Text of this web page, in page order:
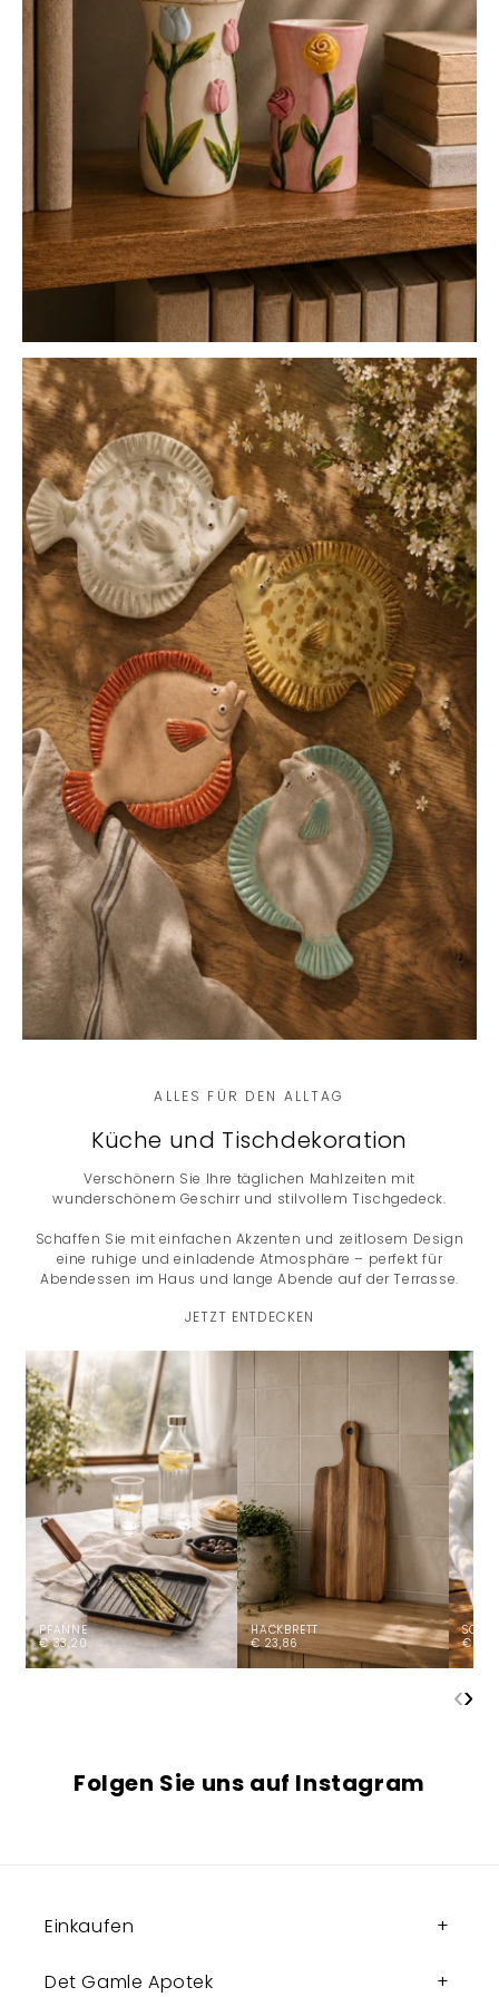
WOHNACCESSOIRES
Vasen
DAS SORTIMENT ANSEHEN
CHARMANTE FIGUREN AUS
Maritimt
DAS SORTIMENT ANSEHEN
ALLES FÜR DEN ALLTAG
Küche und Tischdekoration
Verschönern Sie Ihre täglichen Mahlzeiten mit
wunderschönem Geschirr und stilvollem Tischgedeck.
Schaffen Sie mit einfachen Akzenten und zeitlosem Design
eine ruhige und einladende Atmosphäre – perfekt für
Abendessen im Haus und lange Abende auf der Terrasse.
JETZT ENTDECKEN
PFANNE
€ 33,20
HACKBRETT
€ 23,86
€
‹›
Folgen Sie uns auf Instagram
Einkaufen
Det Gamle Apotek